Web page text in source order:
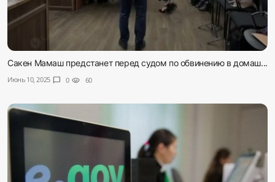
Сакен Мамаш предстанет перед судом по обвинению в домаш...
Июнь 10, 2025 chat_bubble 0 visibility 60